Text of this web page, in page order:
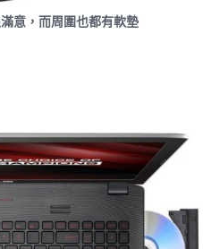
意，而周圍也都有軟墊